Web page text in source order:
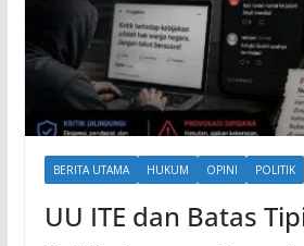
BERITA UTAMA HUKUM OPINI POLITIK
UU ITE dan Batas